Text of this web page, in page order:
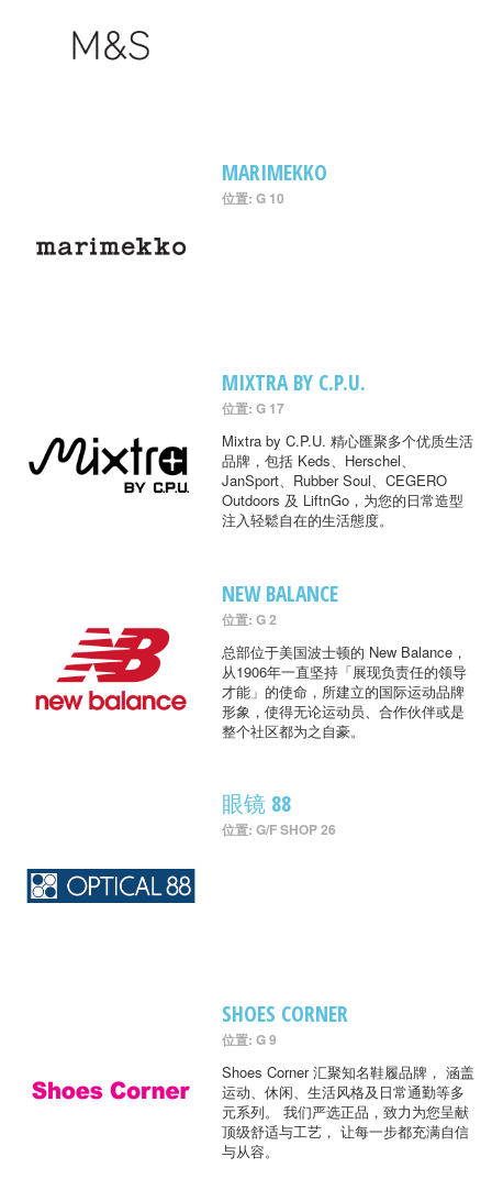
MARIMEKKO
位置: G 10
MIXTRA BY C.P.U.
位置: G 17
Mixtra by C.P.U. 精心匯聚多个优质生活
品牌，包括 Keds、Herschel、
JanSport、Rubber Soul、CEGERO
Outdoors 及 LiftnGo，为您的日常造型
注入轻鬆自在的生活態度。
NEW BALANCE
位置: G 2
总部位于美国波士顿的 New Balance，
从1906年一直坚持「展现负责任的领导
才能」的使命，所建立的国际运动品牌
形象，使得无论运动员、合作伙伴或是
整个社区都为之自豪。
眼镜 88
位置: G/F SHOP 26
SHOES CORNER
位置: G 9
Shoes Corner 汇聚知名鞋履品牌， 涵盖
运动、休闲、生活风格及日常通勤等多
元系列。 我们严选正品，致力为您呈献
顶级舒适与工艺， 让每一步都充满自信
与从容。